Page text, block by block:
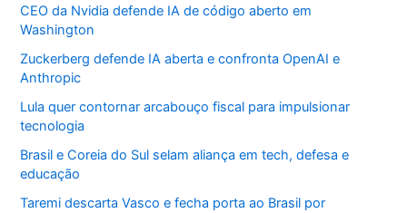
CEO da Nvidia defende IA de código aberto em
Washington
Zuckerberg defende IA aberta e confronta OpenAI e
Anthropic
Lula quer contornar arcabouço fiscal para impulsionar
tecnologia
Brasil e Coreia do Sul selam aliança em tech, defesa e
educação
Taremi descarta Vasco e fecha porta ao Brasil por